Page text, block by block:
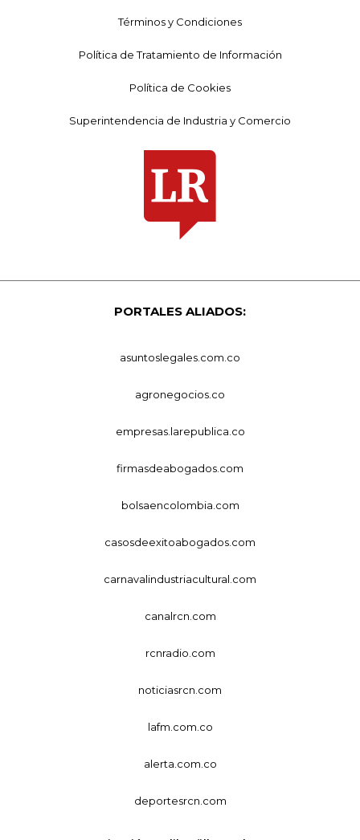
Términos y Condiciones
Política de Tratamiento de Información
Política de Cookies
Superintendencia de Industria y Comercio
PORTALES ALIADOS:
asuntoslegales.com.co
agronegocios.co
empresas.larepublica.co
firmasdeabogados.com
bolsaencolombia.com
casosdeexitoabogados.com
carnavalindustriacultural.com
canalrcn.com
rcnradio.com
noticiasrcn.com
lafm.com.co
alerta.com.co
deportesrcn.com